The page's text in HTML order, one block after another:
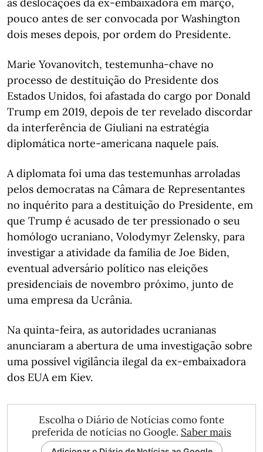
pouco antes de ser convocada por Washington
dois meses depois, por ordem do Presidente.
Marie Yovanovitch, testemunha-chave no
processo de destituição do Presidente dos
Estados Unidos, foi afastada do cargo por Donald
Trump em 2019, depois de ter revelado discordar
da interferência de Giuliani na estratégia
diplomática norte-americana naquele país.
A diplomata foi uma das testemunhas arroladas
pelos democratas na Câmara de Representantes
no inquérito para a destituição do Presidente, em
que Trump é acusado de ter pressionado o seu
homólogo ucraniano, Volodymyr Zelensky, para
investigar a atividade da família de Joe Biden,
eventual adversário político nas eleições
presidenciais de novembro próximo, junto de
uma empresa da Ucrânia.
Na quinta-feira, as autoridades ucranianas
anunciaram a abertura de uma investigação sobre
uma possível vigilância ilegal da ex-embaixadora
dos EUA em Kiev.
Escolha o Diário de Notícias como fonte
preferida de notícias no Google. Saber mais